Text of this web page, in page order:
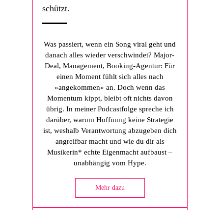
schützt.
Was passiert, wenn ein Song viral geht und
danach alles wieder verschwindet? Major-
Deal, Management, Booking-Agentur: Für
einen Moment fühlt sich alles nach
»angekommen« an. Doch wenn das
Momentum kippt, bleibt oft nichts davon
übrig. In meiner Podcastfolge spreche ich
darüber, warum Hoffnung keine Strategie
ist, weshalb Verantwortung abzugeben dich
angreifbar macht und wie du dir als
Musikerin* echte Eigenmacht aufbaust –
unabhängig vom Hype.
Mehr dazu